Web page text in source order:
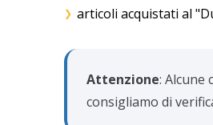
articoli acquistati al
Attenzione: Alcune
consigliamo di